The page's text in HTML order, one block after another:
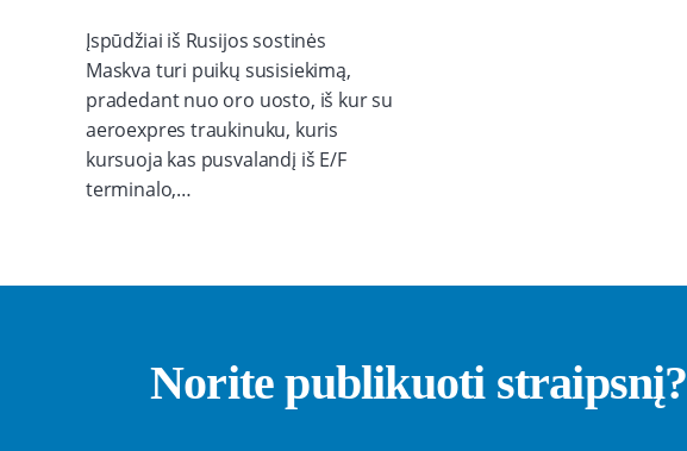
Įspūdžiai iš Rusijos sostinės
Maskva turi puikų susisiekimą,
pradedant nuo oro uosto, iš kur su
aeroexpres traukinuku, kuris
kursuoja kas pusvalandį iš E/F
terminalo,…
Norite publikuoti straipsnį?